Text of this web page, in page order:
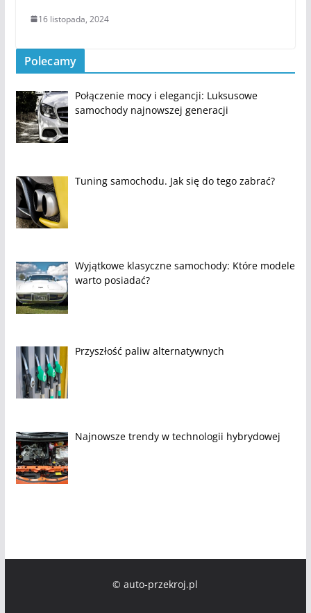
16 listopada, 2024
Polecamy
Połączenie mocy i elegancji: Luksusowe
samochody najnowszej generacji
Tuning samochodu. Jak się do tego zabrać?
Wyjątkowe klasyczne samochody: Które modele
warto posiadać?
Przyszłość paliw alternatywnych
Najnowsze trendy w technologii hybrydowej
© auto-przekroj.pl